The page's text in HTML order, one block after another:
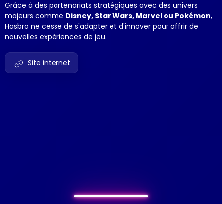
Grâce à des partenariats stratégiques avec des univers
majeurs comme Disney, Star Wars, Marvel ou Pokémon,
Hasbro ne cesse de s'adapter et d'innover pour offrir de
nouvelles expériences de jeu.
link Site internet